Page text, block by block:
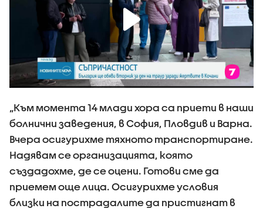
„Към момента 14 млади хора са приети в наши
болнични заведения, в София, Пловдив и Варна.
Вчера осигурихме тяхното транспортиране.
Надявам се организацията, която
създадохме, де се оцени. Готови сме да
приемем още лица. Осигурихме условия
близки на пострадалите да пристигнат в